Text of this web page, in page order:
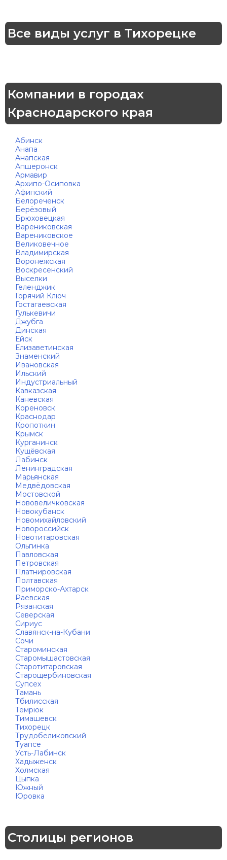
Все виды услуг в Тихорецке
Компании в городах
Краснодарского края
Абинск
Анапа
Анапская
Апшеронск
Армавир
Архипо-Осиповка
Афипский
Белореченск
Берёзовый
Брюховецкая
Варениковская
Варениковское
Великовечное
Владимирская
Воронежская
Воскресенский
Выселки
Геленджик
Горячий Ключ
Гостагаевская
Гулькевичи
Джубга
Динская
Ейск
Елизаветинская
Знаменский
Ивановская
Ильский
Индустриальный
Кавказская
Каневская
Кореновск
Краснодар
Кропоткин
Крымск
Курганинск
Кущёвская
Лабинск
Ленинградская
Марьянская
Медвёдовская
Мостовской
Нововеличковская
Новокубанск
Новомихайловский
Новороссийск
Новотитаровская
Ольгинка
Павловская
Петровская
Платнировская
Полтавская
Приморско-Ахтарск
Раевская
Рязанская
Северская
Сириус
Славянск-на-Кубани
Сочи
Староминская
Старомышастовская
Старотитаровская
Старощербиновская
Супсех
Тамань
Тбилисская
Темрюк
Тимашевск
Тихорецк
Трудобеликовский
Туапсе
Усть-Лабинск
Хадыженск
Холмская
Цыпка
Южный
Юровка
Столицы регионов